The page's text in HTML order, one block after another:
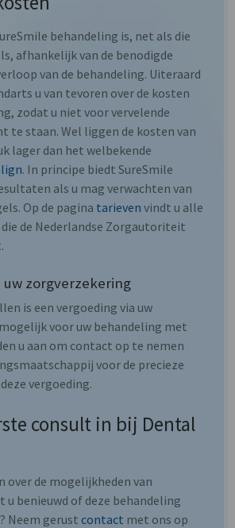
behandeling is, net als die
afhankelijk van de benodigde
van de behandeling. Uiteraard
u van tevoren over de kosten
zodat u niet voor vervelende
te staan. Wel liggen de kosten van
lager dan het welbekende
. In principe biedt SureSmile
als u mag verwachten van
Op de pagina tarieven vindt u alle
de Nederlandse Zorgautoriteit
uw zorgverzekering
is een vergoeding via uw
voor uw behandeling met
u aan om contact op te nemen
voor de precieze
vergoeding.
consult in bij Dental
over de mogelijkheden van
u benieuwd of deze behandeling
Neem gerust contact met ons op